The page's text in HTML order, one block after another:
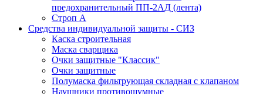
предохранительный ПП-2АД (лента)
Строп А
Средства индивидуальной защиты - СИЗ
Каска строительная
Маска сварщика
Очки защитные "Классик"
Очки защитные
Полумаска фильтрующая складная с клапаном
Наушники противошумные